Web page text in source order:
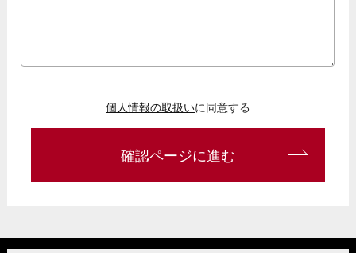
個人情報の取扱いに同意する
確認ページに進む